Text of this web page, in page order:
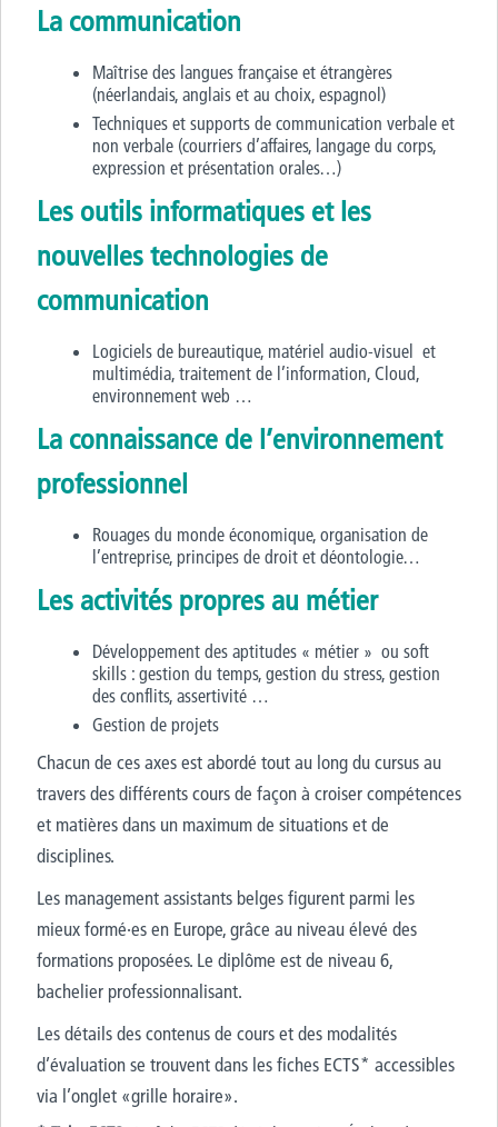
La communication
Maîtrise des langues française et étrangères
(néerlandais, anglais et au choix, espagnol)
Techniques et supports de communication verbale et
non verbale (courriers d’affaires, langage du corps,
expression et présentation orales…)
Les outils informatiques et les
nouvelles technologies de
communication
Logiciels de bureautique, matériel audio-visuel et
multimédia, traitement de l’information, Cloud,
environnement web …
La connaissance de l’environnement
professionnel
Rouages du monde économique, organisation de
l’entreprise, principes de droit et déontologie…
Les activités propres au métier
Développement des aptitudes « métier » ou soft
skills : gestion du temps, gestion du stress, gestion
des conflits, assertivité …
Gestion de projets
Chacun de ces axes est abordé tout au long du cursus au
travers des différents cours de façon à croiser compétences
et matières dans un maximum de situations et de
disciplines.
Les management assistants belges figurent parmi les
mieux formé·es en Europe, grâce au niveau élevé des
formations proposées. Le diplôme est de niveau 6,
bachelier professionnalisant.
Les détails des contenus de cours et des modalités
d’évaluation se trouvent dans les fiches ECTS* accessibles
via l’onglet «grille horaire».